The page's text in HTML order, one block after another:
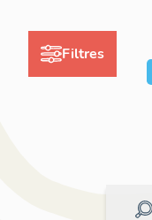
Filtres